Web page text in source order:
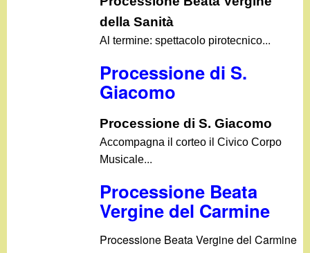
della Sanità
Al termine: spettacolo pirotecnico...
Processione di S.
Giacomo
Processione di S. Giacomo
Accompagna il corteo il Civico Corpo
Musicale...
Processione Beata
Vergine del Carmine
Processione Beata Vergine del Carmine